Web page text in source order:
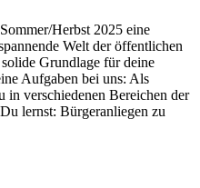
Herbst 2025 eine
Welt der öffentlichen
Grundlage für deine
Aufgaben bei uns: Als
verschiedenen Bereichen der
lernst: Bürgeranliegen zu